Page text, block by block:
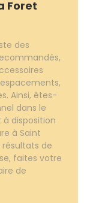
Foret
des
Ainsi, êtes-
dans le
à disposition
à Saint
résultats de
faites votre
de